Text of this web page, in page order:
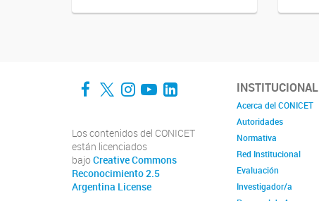
Facebook
Twitter
Instagram
YouTube
LinkedIn
Los contenidos del CONICET
están licenciados
bajo Creative Commons
Reconocimiento 2.5
Argentina License
INSTITUCIONAL
Acerca del CONICET
Autoridades
Normativa
Red Institucional
Evaluación
Investigador/a